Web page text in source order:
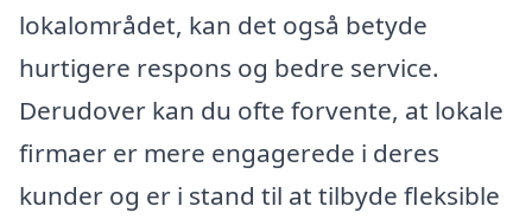
lokalområdet, kan det også betyde
hurtigere respons og bedre service.
Derudover kan du ofte forvente, at lokale
firmaer er mere engagerede i deres
kunder og er i stand til at tilbyde fleksible